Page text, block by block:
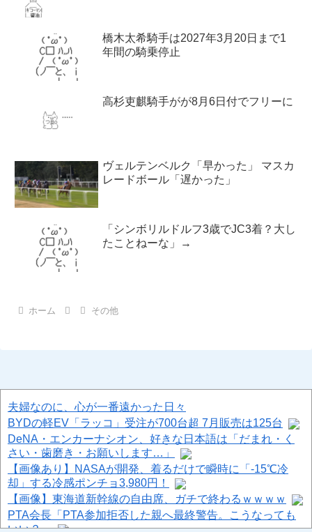
橋木太希騎手は2027年3月20日まで1
年間の騎乗停止
高杉吏麒騎手がが8月6日付でフリーに
ヴェルテンベルク「早かった」 マスカ
レードボール「遅かった」
「シンボリルドルフ3歳でJC3着？大し
たことねーな」→
ホーム その他
夫婦なのに、心が一番遠かった日々
BYDの軽EV「ラッコ」受注が700台超 7月販売は125台
DeNA・エンカーナシオン、好きな日本語は「だまれ・く
さい・歯磨き・お願いします…」
【画像あり】NASAが開発、着るだけで瞬時に「-15℃冷
却」する冷感ポンチョ3,980円！
【画像】東海道新幹線の自由席、ガチで終わるｗｗｗｗ
PTA会長「PTA参加拒否した親へ最終警告。こうなっても
いい？」